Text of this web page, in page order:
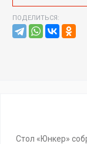
ПОДЕЛИТЬСЯ:
Стол «Юнкер»